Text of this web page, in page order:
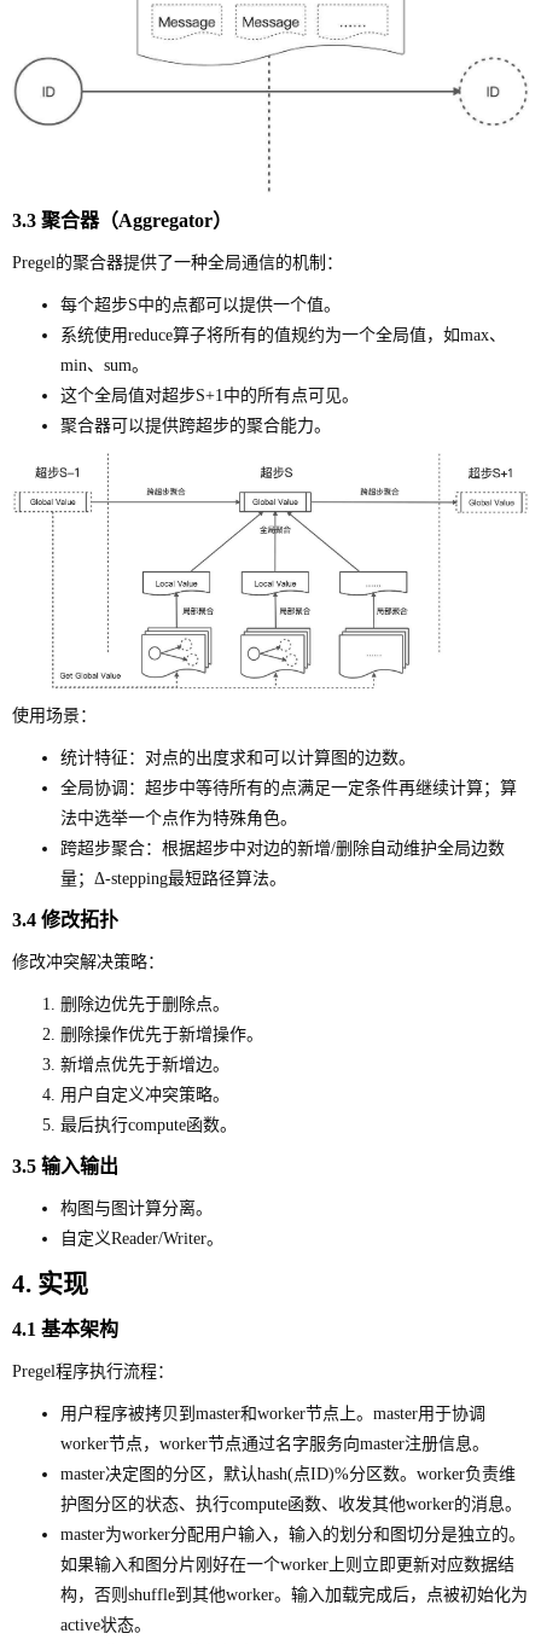
3.3 聚合器（Aggregator）
Pregel的聚合器提供了一种全局通信的机制：
每个超步S中的点都可以提供一个值。
系统使用reduce算子将所有的值规约为一个全局值，如max、
min、sum。
这个全局值对超步S+1中的所有点可见。
聚合器可以提供跨超步的聚合能力。
使用场景：
统计特征：对点的出度求和可以计算图的边数。
全局协调：超步中等待所有的点满足一定条件再继续计算；算
法中选举一个点作为特殊角色。
跨超步聚合：根据超步中对边的新增/删除自动维护全局边数
量；Δ-stepping最短路径算法。
3.4 修改拓扑
修改冲突解决策略：
删除边优先于删除点。
删除操作优先于新增操作。
新增点优先于新增边。
用户自定义冲突策略。
最后执行compute函数。
3.5 输入输出
构图与图计算分离。
自定义Reader/Writer。
4. 实现
4.1 基本架构
Pregel程序执行流程：
用户程序被拷贝到master和worker节点上。master用于协调
worker节点，worker节点通过名字服务向master注册信息。
master决定图的分区，默认hash(点ID)%分区数。worker负责维
护图分区的状态、执行compute函数、收发其他worker的消息。
master为worker分配用户输入，输入的划分和图切分是独立的。
如果输入和图分片刚好在一个worker上则立即更新对应数据结
构，否则shuffle到其他worker。输入加载完成后，点被初始化为
active状态。